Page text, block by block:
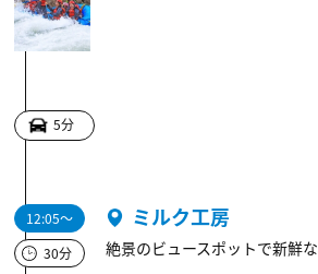
5分
12:05～
30分
ミルク工房
絶景のビュースポットで新鮮